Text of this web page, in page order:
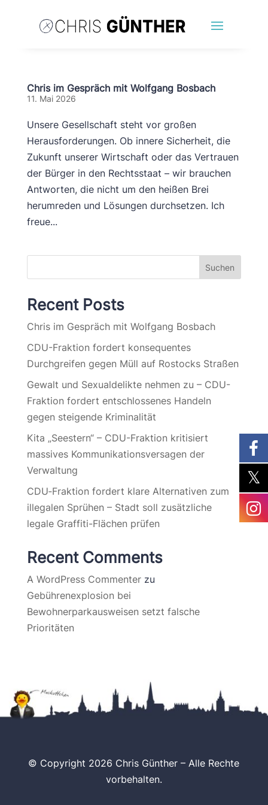
Chris im Gespräch mit Wolfgang Bosbach
11. Mai 2026
Unsere Gesellschaft steht vor großen
Herausforderungen. Ob innere Sicherheit, die
Zukunft unserer Wirtschaft oder das Vertrauen
der Bürger in den Rechtsstaat – wir brauchen
Antworten, die nicht um den heißen Brei
herumreden und Lösungen durchsetzen. Ich
freue...
Suchen
Recent Posts
Chris im Gespräch mit Wolfgang Bosbach
CDU-Fraktion fordert konsequentes
Durchgreifen gegen Müll auf Rostocks Straßen
Gewalt und Sexualdelikte nehmen zu – CDU-
Fraktion fordert entschlossenes Handeln
gegen steigende Kriminalität
Kita „Seestern“ – CDU-Fraktion kritisiert
massives Kommunikationsversagen der
Verwaltung
CDU‑Fraktion fordert klare Alternativen zum
illegalen Sprühen – Stadt soll zusätzliche
legale Graffiti-Flächen prüfen
Recent Comments
A WordPress Commenterzu
Gebührenexplosion bei
Bewohnerparkausweisen setzt falsche
Prioritäten
© Copyright 2026 Chris Günther – Alle Rechte
vorbehalten.